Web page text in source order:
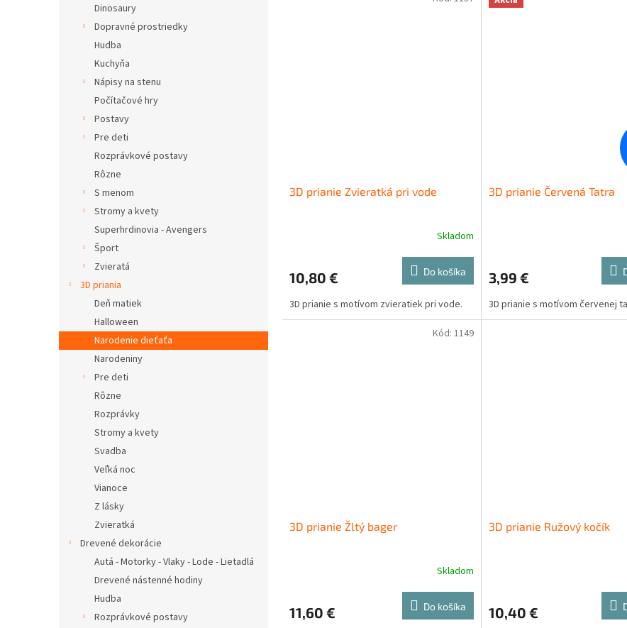
Dinosaury
Dopravné prostriedky
Hudba
Kuchyňa
Nápisy na stenu
Počítačové hry
Postavy
Pre deti
Rozprávkové postavy
Rôzne
S menom
Stromy a kvety
Superhrdinovia - Avengers
Šport
Zvieratá
3D priania
Deň matiek
Halloween
Narodenie dieťaťa
Narodeniny
Pre deti
Rôzne
Rozprávky
Stromy a kvety
Svadba
Veľká noc
Vianoce
Z lásky
Zvieratká
Drevené dekorácie
Autá - Motorky - Vlaky - Lode - Lietadlá
Drevené nástenné hodiny
Hudba
Rozprávkové postavy
3D prianie Zvieratká pri vode
Skladom
10,80 € Do košíka
3D prianie s motívom zvieratiek pri vode.
3D prianie Červená Tatra
3,99 €
3D prianie s motívom červenej
3D prianie Žltý bager
Skladom
11,60 € Do košíka
Kód: 1149
3D prianie Ružový kočík
10,40 €